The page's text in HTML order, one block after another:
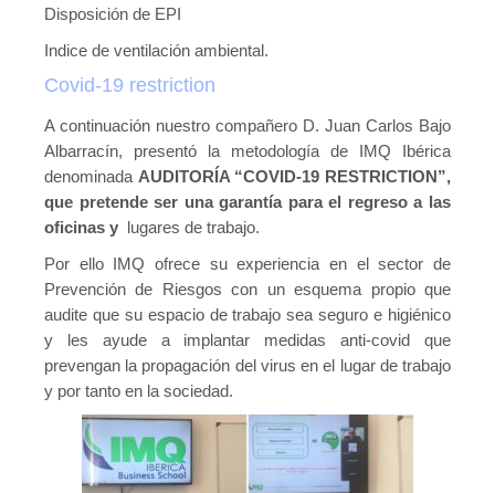
Asociaciones
Protección Datos
Politica de Privacidad y Protección de Datos
Política de cookies
Disposición de EPI
Indice de ventilación ambiental.
Covid-19 restriction
A continuación nuestro compañero D. Juan Carlos Bajo
Albarracín, presentó la metodología de IMQ Ibérica
denominada AUDITORÍA “COVID-19 RESTRICTION”,
que pretende ser una garantía para el regreso a las
oficinas y lugares de trabajo.
Por ello IMQ ofrece su experiencia en el sector de
Prevención de Riesgos con un esquema propio que
audite que su espacio de trabajo sea seguro e higiénico
y les ayude a implantar medidas anti-covid que
prevengan la propagación del virus en el lugar de trabajo
y por tanto en la sociedad.